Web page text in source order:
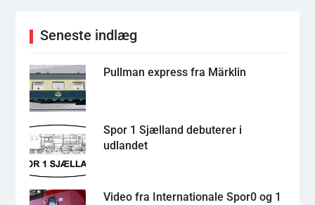
Seneste indlæg
Pullman express fra Märklin
Spor 1 Sjælland debuterer i
udlandet
Video fra Internationale Spor0 og 1